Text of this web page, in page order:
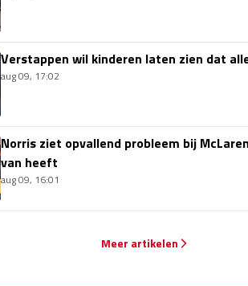
Verstappen wil kinderen laten zien dat
aug 09, 17:02
Norris ziet opvallend probleem bij
van heeft
aug 09, 16:01
Meer artikelen